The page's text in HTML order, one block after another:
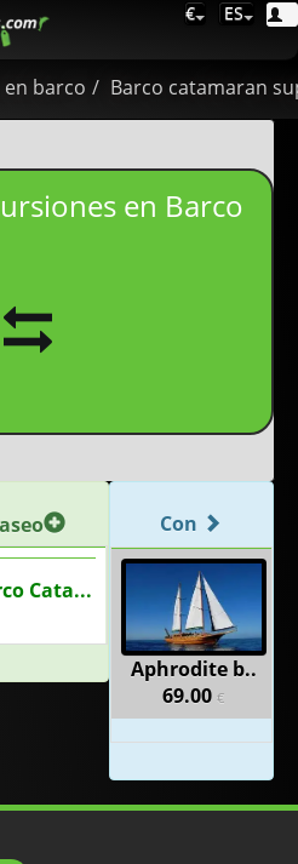
€ ES
barco Barco catamaran
en Barco
Cata...
Con
Aphrodite b..
69.00€